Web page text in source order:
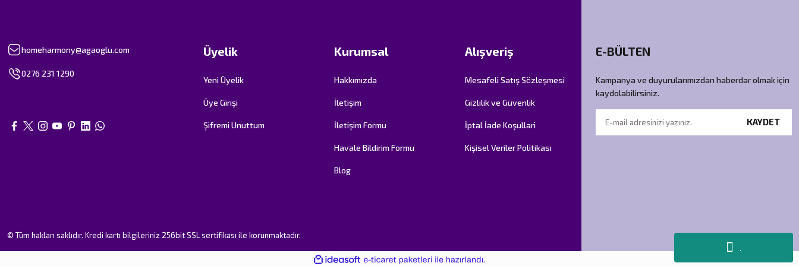
.
homeharmony@agaoglu.com
0276 231 1290
Üyelik
Yeni Üyelik
Üye Girişi
Şifremi Unuttum
Kurumsal
Hakkımızda
İletişim
İletişim Formu
Havale Bildirim Formu
Blog
Alışveriş
Mesafeli Satış Sözleşmesi
Gizlilik ve Güvenlik
İptal İade Koşullari
Kişisel Veriler Politikası
E-BÜLTEN
Kampanya ve duyurularımızdan haberdar olmak için
kaydolabilirsiniz.
KAYDET
© Tüm hakları saklıdır. Kredi kartı bilgileriniz 256bit SSL sertifikası ile korunmaktadır.
ideasoft e-